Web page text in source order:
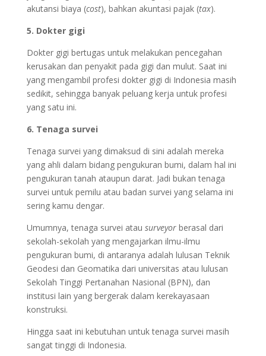
akutansi biaya (cost), bahkan akuntasi pajak (tax).
5. Dokter gigi
Dokter gigi bertugas untuk melakukan pencegahan
kerusakan dan penyakit pada gigi dan mulut. Saat ini
yang mengambil profesi dokter gigi di Indonesia masih
sedikit, sehingga banyak peluang kerja untuk profesi
yang satu ini.
6. Tenaga survei
Tenaga survei yang dimaksud di sini adalah mereka
yang ahli dalam bidang pengukuran bumi, dalam hal ini
pengukuran tanah ataupun darat. Jadi bukan tenaga
survei untuk pemilu atau badan survei yang selama ini
sering kamu dengar.
Umumnya, tenaga survei atau surveyorberasal dari
sekolah-sekolah yang mengajarkan ilmu-ilmu
pengukuran bumi, di antaranya adalah lulusan Teknik
Geodesi dan Geomatika dari universitas atau lulusan
Sekolah Tinggi Pertanahan Nasional (BPN), dan
institusi lain yang bergerak dalam kerekayasaan
konstruksi.
Hingga saat ini kebutuhan untuk tenaga survei masih
sangat tinggi di Indonesia.